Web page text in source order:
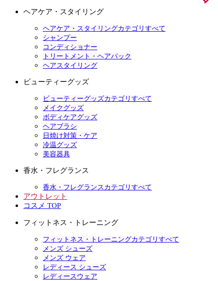
ヘアケア・スタイリング
ヘアケア・スタイリングカテゴリすべて
シャンプー
コンディショナー
トリートメント・ヘアパック
ヘアスタイリング
ビューティーグッズ
ビューティーグッズカテゴリすべて
メイクグッズ
ボディケアグッズ
ヘアブラシ
日焼け対策・ケア
冷温グッズ
美容器具
香水・フレグランス
香水・フレグランスカテゴリすべて
アウトレット
コスメ TOP
フィットネス・トレーニング
フィットネス・トレーニングカテゴリすべて
メンズ シューズ
メンズ ウェア
レディース シューズ
レディースウェア